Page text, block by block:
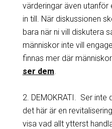
värderingar även utanför
in till. När diskussionen
bara när ni vill diskutera
människor inte vill
finnas mer där
ser dem
2. DEMOKRATI. Ser
det här är en
visa vad allt ytterst